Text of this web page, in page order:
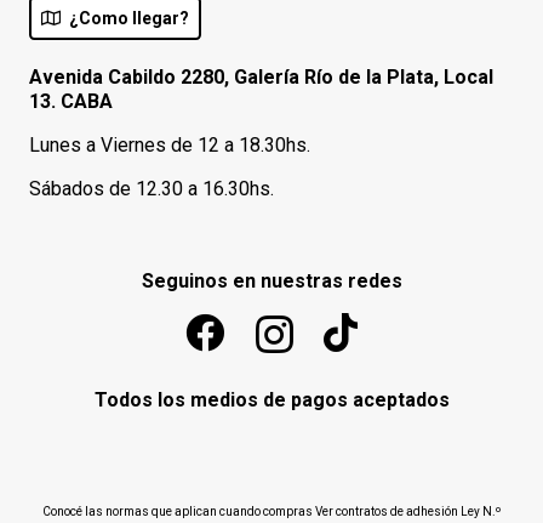
¿Como llegar?
Avenida Cabildo 2280, Galería Río de la Plata, Local
13. CABA
Lunes a Viernes de 12 a 18.30hs.
Sábados de 12.30 a 16.30hs.
Seguinos en nuestras redes
Todos los medios de pagos aceptados
Conocé las normas que aplican cuando compras Ver contratos de adhesión Ley N.º